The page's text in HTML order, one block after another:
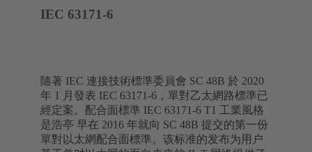
IEC 63171-6
隨著 IEC 連接技術標準委員會 SC 48B 於 2020
年 1 月發表 IEC 63171-6，單對乙太網路標準已
經定案。配合面標準 IEC 63171-6 T1 工業風格
是浩亭 早在 2016 年就向 SC 48B 提交的第一份
單對以太網配合面標準。该标准的发布为用户